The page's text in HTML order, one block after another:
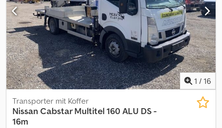
Hubkraft: 225 kg Anzahl der Sitzplätze: 3 Getriebe: Schaltgetriebe
Ausstattung: ABS, Servolenkung, Turbolader, vollhydraulischer
Betrieb von Boden und Korb aus, Stabilisierung Typ „A“, drehbarer
Korb, Motorstart und -stopp vom Korb aus Das Gerät befindet sich
in gutem Betriebszustand, Motor und Hydrauliksystem sind sehr
sauber und funktionieren einwandfrei. Der Preis ist ein NETTO-
Exportpreis. Wir sprechen folgende Sprachen: - Englisch
Dcsdozqr Nvopfx Aiyek - Deutsch - Ungarisch
1 / 16
Transporter mit Koffer
Nissan Cabstar Multitel 160 ALU DS -
16m